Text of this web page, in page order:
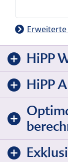
Erweiterte
HiPP
HiPP